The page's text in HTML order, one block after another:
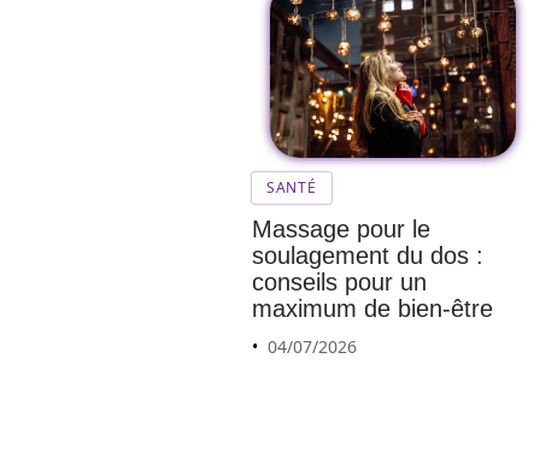
SANTÉ
Massage pour le
soulagement du dos :
conseils pour un
maximum de bien-être
04/07/2026